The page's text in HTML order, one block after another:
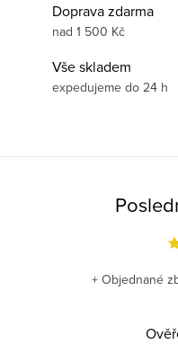
Doprava zdarma
nad 1 500 Kč
Vše skladem
expedujeme do 24 h
+ Objednané